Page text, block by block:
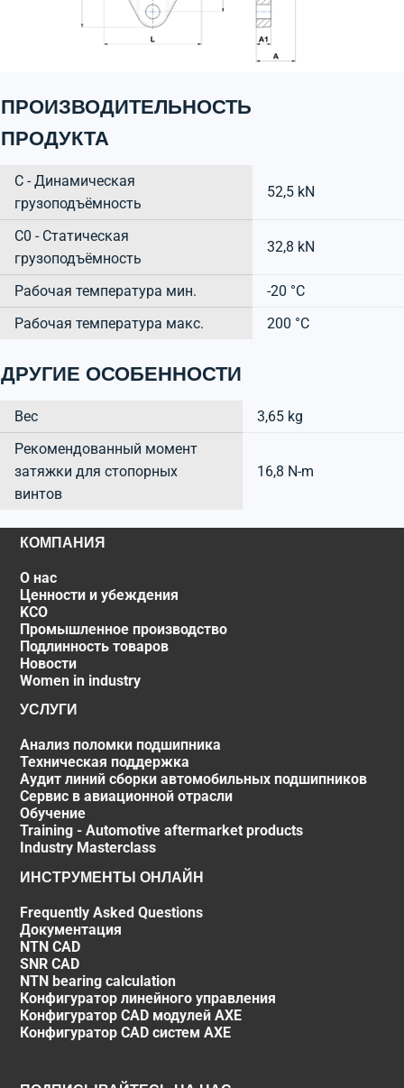
ПРОИЗВОДИТЕЛЬНОСТЬ
ПРОДУКТА
C - Динамическая
грузоподъёмность
52,5 kN
C0 - Статическая
грузоподъёмность
32,8 kN
Рабочая температура мин.
-20 °C
Рабочая температура макс.
200 °C
ДРУГИЕ ОСОБЕННОСТИ
Вес
3,65 kg
Рекомендованный момент
затяжки для стопорных
винтов
16,8 N-m
КОМПАНИЯ
О нас
Ценности и убеждения
KCO
Промышленное производство
Подлинность товаров
Новости
Women in industry
УСЛУГИ
Анализ поломки подшипника
Техническая поддержка
Аудит линий сборки автомобильных подшипников
Сервис в авиационной отрасли
Обучение
Training - Automotive aftermarket products
Industry Masterclass
ИНСТРУМЕНТЫ ОНЛАЙН
Frequently Asked Questions
Документация
NTN CAD
SNR CAD
NTN bearing calculation
Конфигуратор линейного управления
Конфигуратор CAD модулей AXE
Конфигуратор CAD систем AXE